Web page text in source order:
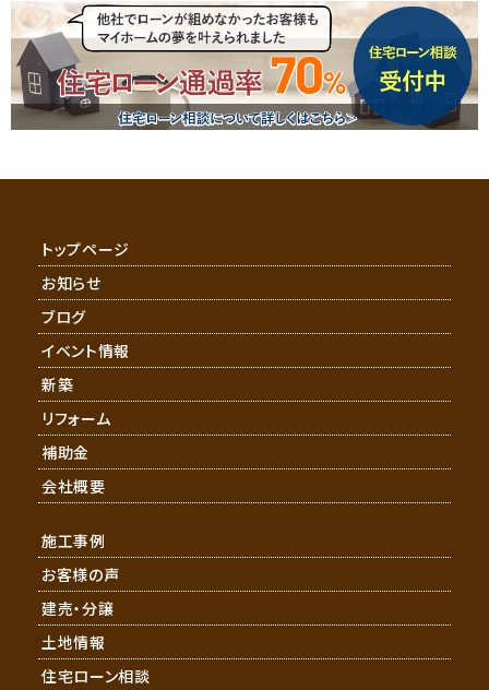
トップページ
お知らせ
ブログ
イベント情報
新築
リフォーム
補助金
会社概要
施工事例
お客様の声
建売・分譲
土地情報
住宅ローン相談